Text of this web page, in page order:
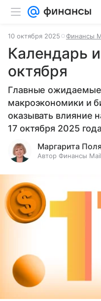
10 октября 2025 Финансы
Календарь
октября
Главные
макроэкономики и
оказывать влияние
17 октября 2025
Маргарита
Автор Финансы Mail